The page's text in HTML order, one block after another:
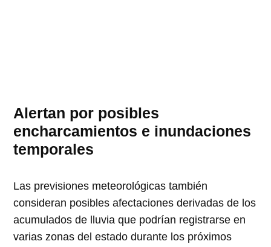
Alertan por posibles
encharcamientos e inundaciones
temporales
Las previsiones meteorológicas también
consideran posibles afectaciones derivadas de los
acumulados de lluvia que podrían registrarse en
varias zonas del estado durante los próximos